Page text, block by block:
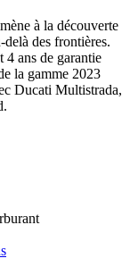
à la découverte
delà des frontières.
4 ans de garantie
la gamme 2023
Ducati Multistrada,